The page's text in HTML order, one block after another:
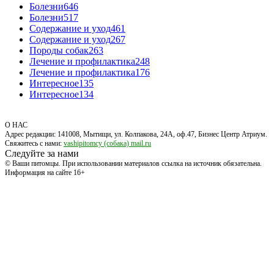
Болезни646
Болезни517
Содержание и уход461
Содержание и уход267
Породы собак263
Лечение и профилактика248
Лечение и профилактика176
Интересное135
Интересное134
О НАС
Адрес редакции: 141008, Мытищи, ул. Колпакова, 24А, оф.47, Бизнес Центр Атриум.
Свяжитесь с нами: vashipitomcy (собака) mail.ru
Следуйте за нами
© Ваши питомцы. При использовании материалов ссылка на источник обязательна.
Информация на сайте 16+